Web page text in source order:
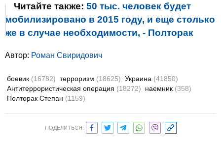
Читайте также: 50 тыс. человек будет
мобилизировано в 2015 году, и еще столько
же в случае необходимости, - Полторак
Автор: Роман Свиридович
боевик (16782) терроризм (18625) Украина (41850)
Антитеррористическая операция (18272) наемник (358)
Полторак Степан (1159)
ПОДЕЛИТЬСЯ: